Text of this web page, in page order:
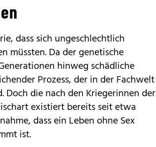
dass sich ungeschlechtlich
müssten. Da der genetische
hinweg schädliche
Prozess, der in der Fachwelt
Doch die nach den Kriegerinnen der
existiert bereits seit etwa
dass ein Leben ohne Sex
ist.